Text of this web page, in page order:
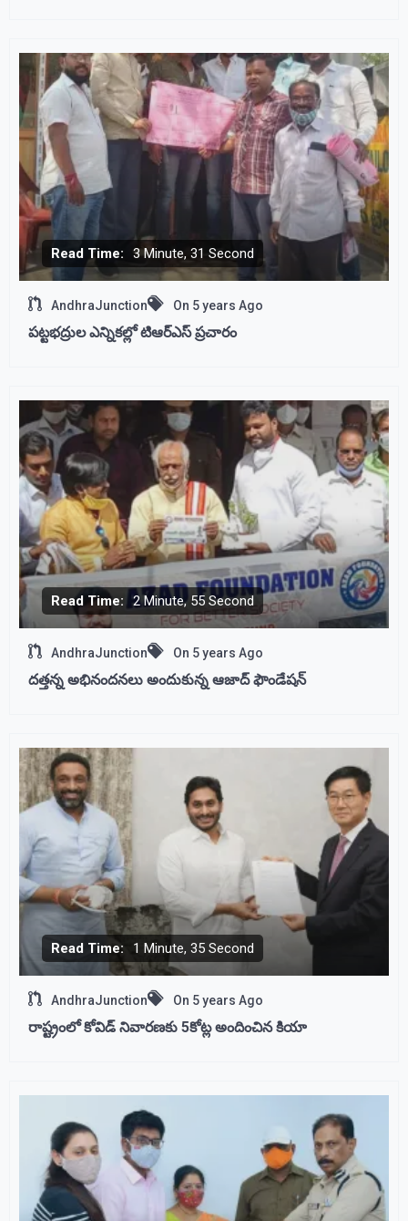
Read Time: 3 Minute, 31 Second
AndhraJunction On 5 years Ago
పట్టభద్రుల ఎన్నికల్లో టిఆర్ఎస్ ప్రచారం
Read Time: 2 Minute, 55 Second
AndhraJunction On 5 years Ago
దత్తన్న అభినందనలు అందుకున్న ఆజాద్ ఫౌండేషన్
Read Time: 1 Minute, 35 Second
AndhraJunction On 5 years Ago
రాష్ట్రంలో కోవిడ్ నివారణకు 5కోట్ల అందించిన కియా